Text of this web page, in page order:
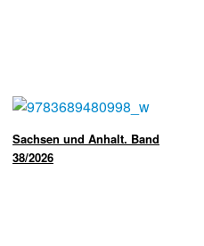
Sachsen und Anhalt. Band
38/2026